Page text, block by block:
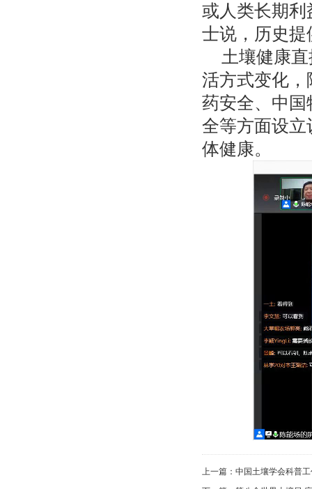
或人类长期
士说，历史
土壤健康
活方式变化
药安全、中
全等方面设
体健康。
上一篇： 中国土壤学会科普